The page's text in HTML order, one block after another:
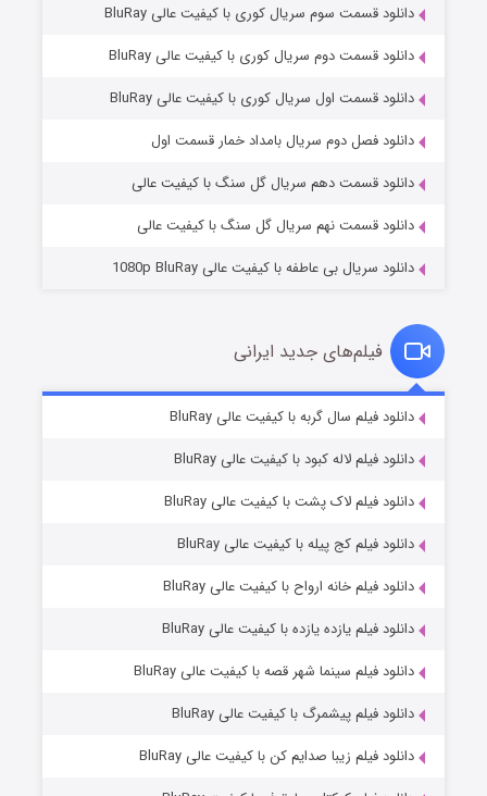
مردگان متحرک: شهر مرده ۳
قسمت۲ (زیرنویس) منتشر شد
قسمت۷ (زیرنویس) منتشر شد
دانلود قسمت سوم سریال کوری با کیفیت عالی BluRay
دانلود قسمت دوم سریال کوری با کیفیت عالی BluRay
دانلود قسمت اول سریال کوری با کیفیت عالی BluRay
دانلود فصل دوم سریال بامداد خمار قسمت اول
دانلود قسمت دهم سریال گل سنگ با کیفیت عالی
دانلود قسمت نهم سریال گل سنگ با کیفیت عالی
دانلود سریال بی عاطفه با کیفیت عالی 1080p BluRay
فیلم‌های جدید ایرانی
دانلود فیلم سال گربه با کیفیت عالی BluRay
دانلود فیلم لاله کبود با کیفیت عالی BluRay
دانلود فیلم لاک پشت با کیفیت عالی BluRay
دانلود فیلم کج‌ پیله با کیفیت عالی BluRay
دانلود فیلم خانه ارواح با کیفیت عالی BluRay
دانلود فیلم یازده یازده با کیفیت عالی BluRay
دانلود فیلم سینما شهر قصه با کیفیت عالی BluRay
دانلود فیلم پیشمرگ با کیفیت عالی BluRay
دانلود فیلم زیبا صدایم کن با کیفیت عالی BluRay